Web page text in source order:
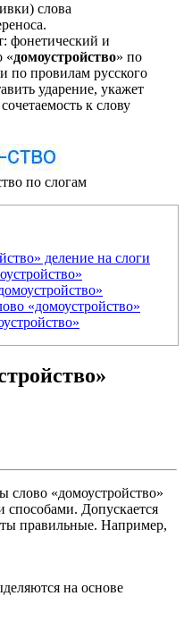
слова
фонетический и
«домоустройство» по
по провилам русского
ударение, укажет
к слову
по слогам
деление на слоги
«домоустройство»
«домоустройство»
Допускается
правильные. Например,
на основе